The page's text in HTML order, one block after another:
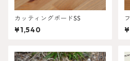
カッティングボードSS
¥1,540